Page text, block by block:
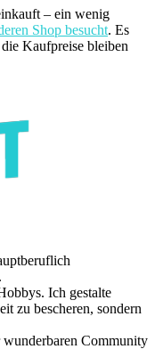
– ein wenig
Shop besucht. Es
Kaufpreise bleiben
Ich gestalte
zu bescheren, sondern
wunderbaren Community